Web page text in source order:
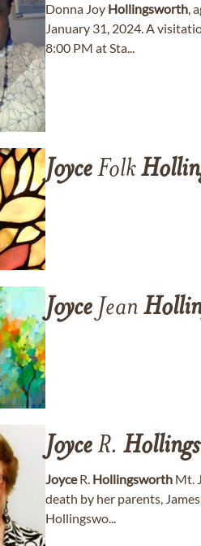
Donna Joy Hollingsworth,
January 31, 2024. A
8:00 PM at Sta...
JoyceFolk
Joyce Jean
JoyceR.
JoyceR. Hollingsworth Mt.
death by her parents,
Hollingswo...